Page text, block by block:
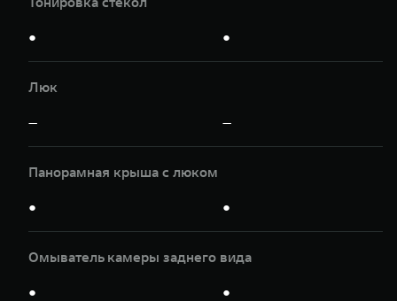
● ●
Люк
— —
Панорамная крыша с люком
● ●
Омыватель камеры заднего вида
● ●